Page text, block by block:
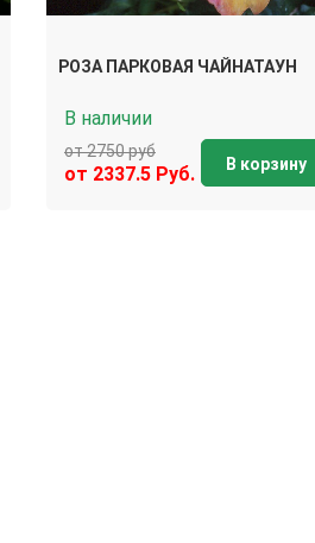
РОЗА ПАРКОВАЯ ЧАЙНАТАУН
В наличии
от 2750 руб
от 2337.5 Руб. В корзину